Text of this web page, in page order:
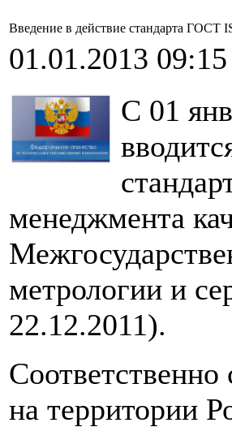
Введение в действие стандарта ГОСТ
01.01.2013 09:15
С 01
менеджмента
метрологии и
22.12.2011).
на территории